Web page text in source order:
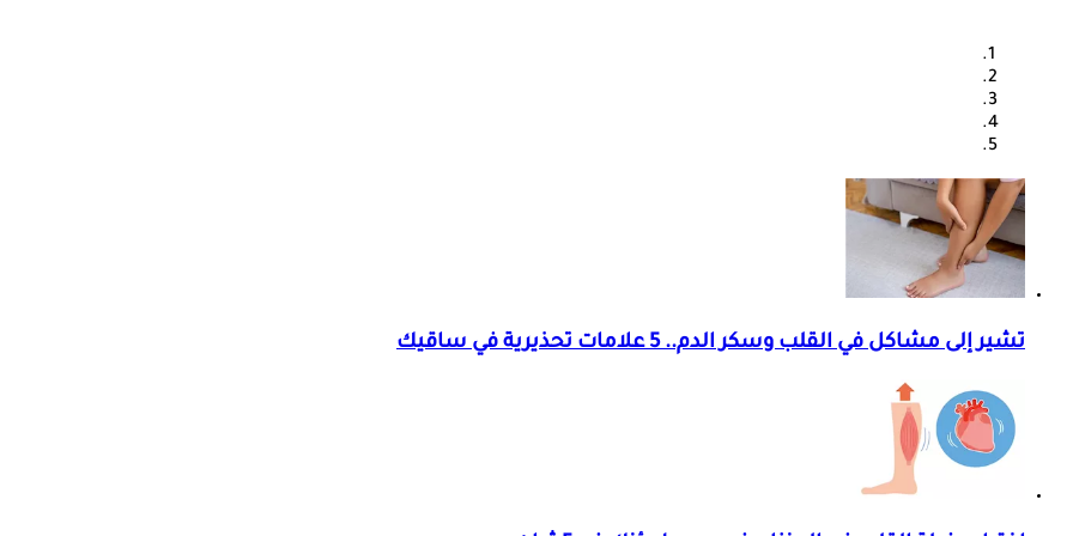
تشير إلى مشاكل في القلب وسكر الدم.. 5 علامات تحذيرية في ساقيك